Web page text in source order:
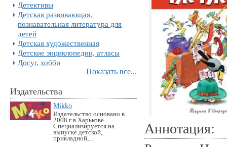
Детективы
Детская развивающая,
познавательная литература для
детей
Детская художественная
Детские энциклопедии, атласы
Досуг, хобби
Показать все...
Издательства
Mikko
Издательство основано в
2008 г в Харькове.
Специализируется на
выпуске детской,
прикладной,...
Аннотация: